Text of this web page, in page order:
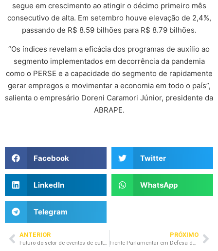
segue em crescimento ao atingir o décimo primeiro mês
consecutivo de alta. Em setembro houve elevação de 2,4%,
passando de R$ 8.59 bilhões para R$ 8.79 bilhões.
“Os índices revelam a eficácia dos programas de auxílio ao
segmento implementados em decorrência da pandemia
como o PERSE e a capacidade do segmento de rapidamente
gerar empregos e movimentar a economia em todo o país”,
salienta o empresário Doreni Caramori Júnior, presidente da
ABRAPE.
Facebook Twitter
LinkedIn WhatsApp
Telegram
ANTERIOR
Futuro do setor de eventos de cultura e entretenimento passa pelas inovações tecnológicas
PRÓXIMO
Frente Parlamentar em Defesa da Cultura e Entretenimento tem primeiro encontro após as eleições, em Brasília